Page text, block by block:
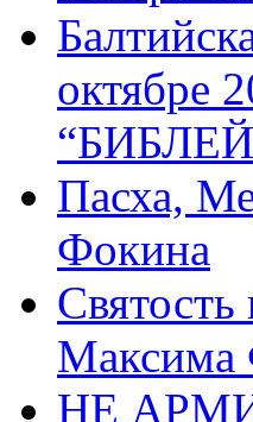
октябре
Пасха,
Фокина
Максима
НЕ